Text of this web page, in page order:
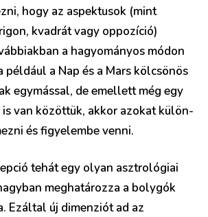
hogy az aspektusok (mint
kvadrát vagy oppozíció)
a hagyományos módon
például a Nap és a Mars kölcsönös
egymással, de emellett még egy
van közöttük, akkor azokat külön-
és figyelembe venni.
tehát egy olyan asztrológiai
meghatározza a bolygók
Ezáltal új dimenziót ad az